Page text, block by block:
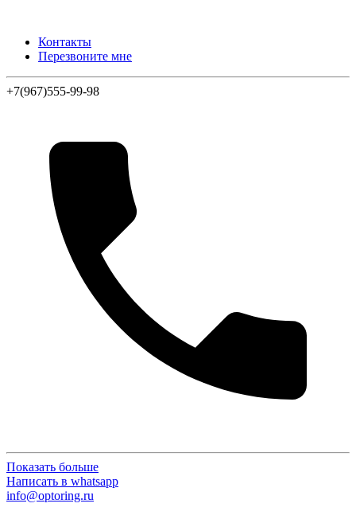
Контакты
Перезвоните мне
+7(967)555-99-98
Показать больше
Написать в whatsapp
info@optoring.ru